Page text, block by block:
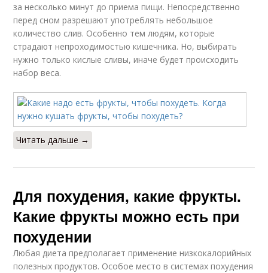
за несколько минут до приема пищи. Непосредственно
перед сном разрешают употреблять небольшое
количество слив. Особенно тем людям, которые
страдают непроходимостью кишечника. Но, выбирать
нужно только кислые сливы, иначе будет происходить
набор веса.
Читать дальше →
Для похудения, какие фрукты.
Какие фрукты можно есть при
похудении
Любая диета предполагает применение низкокалорийных
полезных продуктов. Особое место в системах похудения